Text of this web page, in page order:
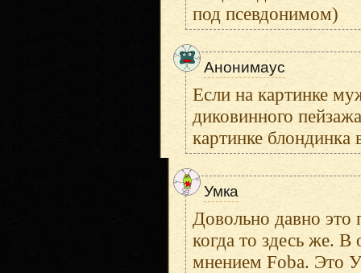
под псевдонимом)
Анонимаус
Если на картинке
диковинного
картинке
Умка
Довольно давно
когда то здесь же.
мнением Foba. Это